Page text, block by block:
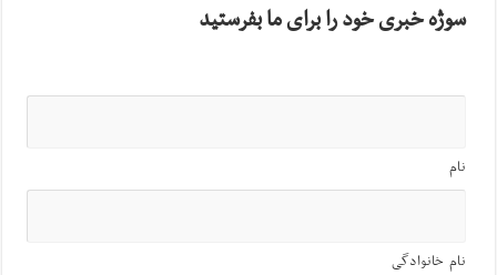
سوژه خبری خود را برای ما بفرستید
نام
نام خانوادگی